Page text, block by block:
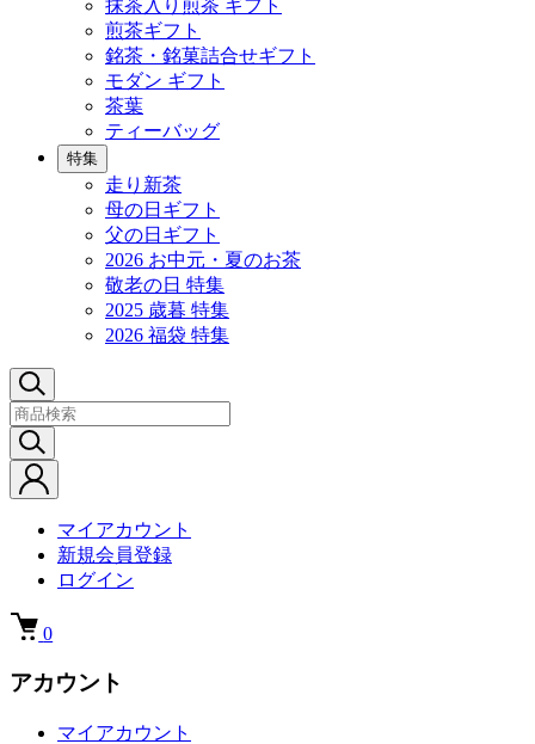
抹茶入り煎茶 ギフト
煎茶ギフト
銘茶・銘菓詰合せギフト
モダン ギフト
茶葉
ティーバッグ
特集
走り新茶
母の日ギフト
父の日ギフト
2026 お中元・夏のお茶
敬老の日 特集
2025 歳暮 特集
2026 福袋 特集
マイアカウント
新規会員登録
ログイン
0
アカウント
マイアカウント